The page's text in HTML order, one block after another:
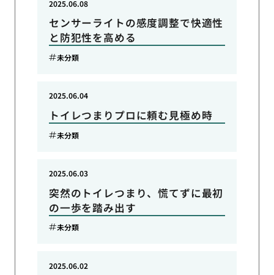
センサーライトの感度調整で快適性
と防犯性を高める
2025.06.08
未分類
トイレつまりプロに頼む見極め時
2025.06.04
未分類
突然のトイレつまり、慌てずに最初
の一歩を踏み出す
2025.06.03
未分類
2025.06.02